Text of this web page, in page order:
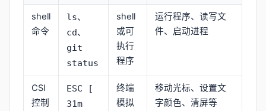
shell
命令
ls、
cd、
git
status
shell
或可
执行
程序
运行程序、读写文
件、启动进程
CSI
控制
ESC [
31m
终端
模拟
移动光标、设置文
字颜色、清屏等